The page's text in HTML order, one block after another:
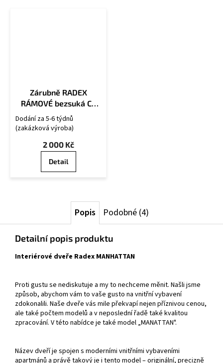
Zárubně RADEX
RÁMOVÉ bezsuká CZ
OB/U
Dodání za 5-6 týdnů
(zakázková výroba)
2 000 Kč
Detail
Popis Podobné (4)
Detailní popis produktu
Interiérové dveře Radex MANHATTAN
Proti gustu se nediskutuje a my to nechceme měnit. Našli jsme
způsob, abychom vám to vaše gusto na vnitřní vybavení
zdokonalili. Naše dveře vás mile překvapí nejen příznivou cenou,
ale také počtem modelů a v neposlední řadě také kvalitou
zpracování. V této nabídce je také model „MANATTAN".
Název dveří je spojen s moderními vnitřními vybaveními
apartmánů a právě takový je i tento model – originální, precizně